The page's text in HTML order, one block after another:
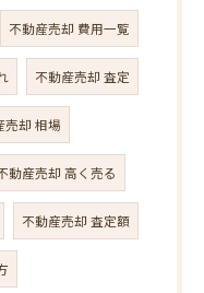
不動産売却 費用一覧
不動産売却 査定
売却 相場
動産売却 高く売る
不動産売却 査定額